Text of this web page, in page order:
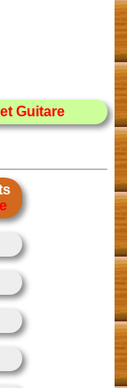
Guitare